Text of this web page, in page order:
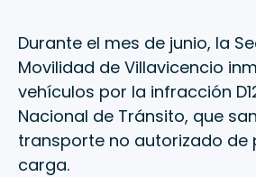
Durante el mes de junio, la
Movilidad de Villavicencio
vehículos por la infracción
Nacional de Tránsito, que
transporte no autorizado de
carga.